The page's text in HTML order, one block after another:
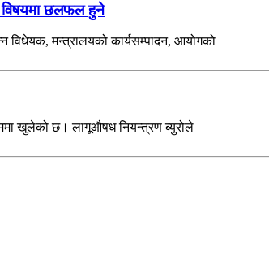
छलफल हुने
मन्त्रालयको कार्यसम्पादन, आयोगको
खुलेको छ। लागूऔषध नियन्त्रण ब्युरोले